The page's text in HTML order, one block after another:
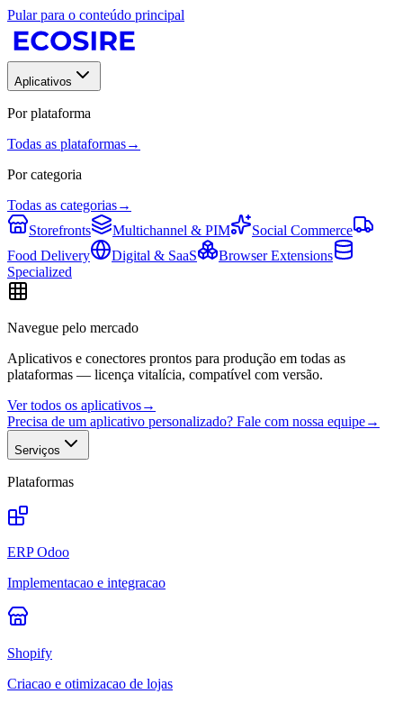
Pular para o conteúdo principal
Aplicativos
Por plataforma
Todas as plataformas→
Por categoria
Todas as categorias→
Storefronts
Multichannel & PIM
Social Commerce
Food Delivery
Digital & SaaS
Browser Extensions
Specialized
Navegue pelo mercado
Aplicativos e conectores prontos para produção em todas as
plataformas — licença vitalícia, compatível com versão.
Ver todos os aplicativos→
Precisa de um aplicativo personalizado? Fale com nossa equipe→
Serviços
Plataformas
ERP Odoo
Implementacao e integracao
Shopify
Criacao e otimizacao de lojas